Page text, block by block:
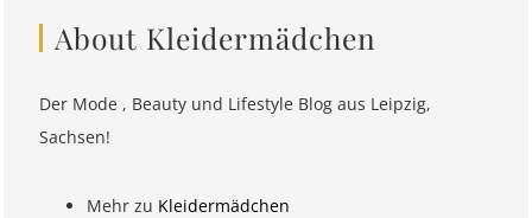
About Kleidermädchen
Der Mode , Beauty und Lifestyle Blog aus Leipzig,
Sachsen!
Mehr zu Kleidermädchen